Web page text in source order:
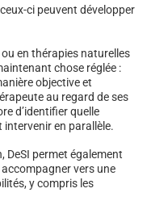
ci peuvent développer
en thérapies naturelles
chose réglée :
objective et
au regard de ses
d’identifier quelle
intervenir en parallèle.
DeSI permet également
accompagner vers une
y compris les